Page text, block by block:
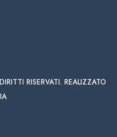
RISERVATI. REALIZZATO